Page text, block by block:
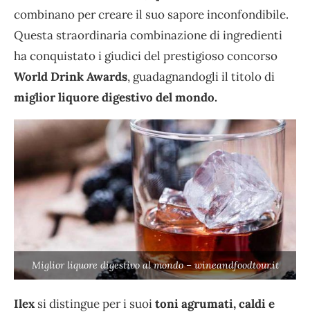
combinano per creare il suo sapore inconfondibile.
Questa straordinaria combinazione di ingredienti
ha conquistato i giudici del prestigioso concorso
World Drink Awards, guadagnandogli il titolo di
miglior liquore digestivo del mondo.
Miglior liquore digestivo al mondo – wineandfoodtour.it
Ilex si distingue per i suoitoni agrumati, caldi e